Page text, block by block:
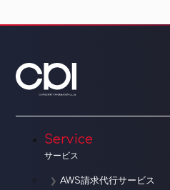
ー
シ
ョ
ン Service
サービス
AWS請求代行サービス